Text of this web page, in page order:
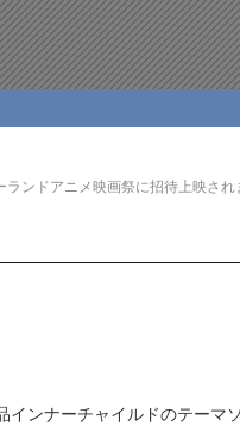
ランドアニメ映画祭に招待上映され
インナーチャイルドのテーマ